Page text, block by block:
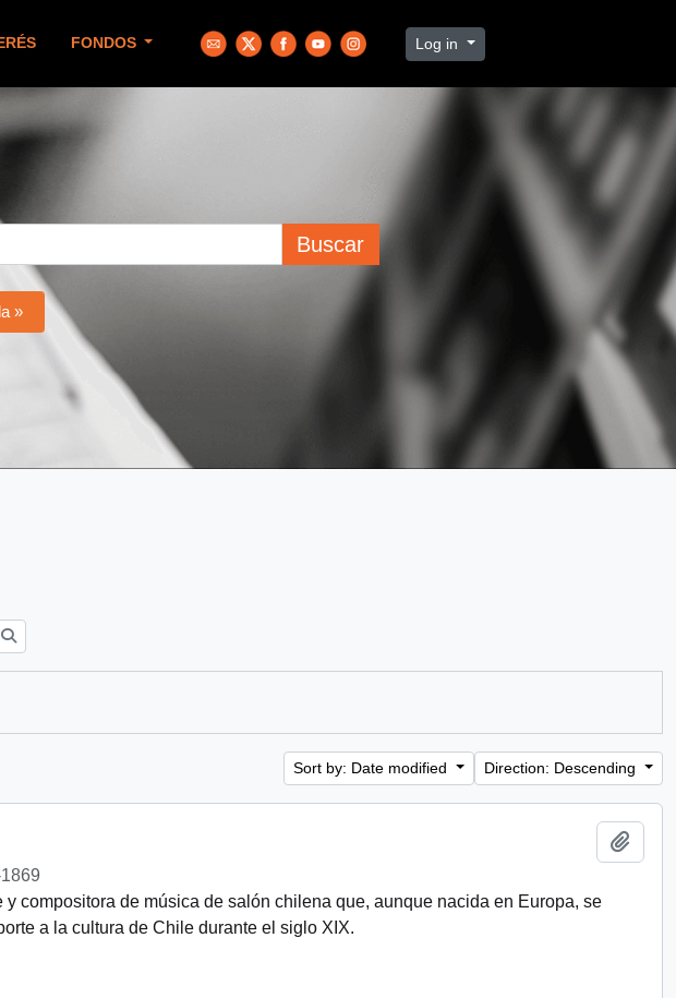
FONDOS Log in
Buscar
»
Sort by: Date modified Direction: Descending
y compositora de música de salón chilena que, aunque nacida en Europa, se
a la cultura de Chile durante el siglo XIX.